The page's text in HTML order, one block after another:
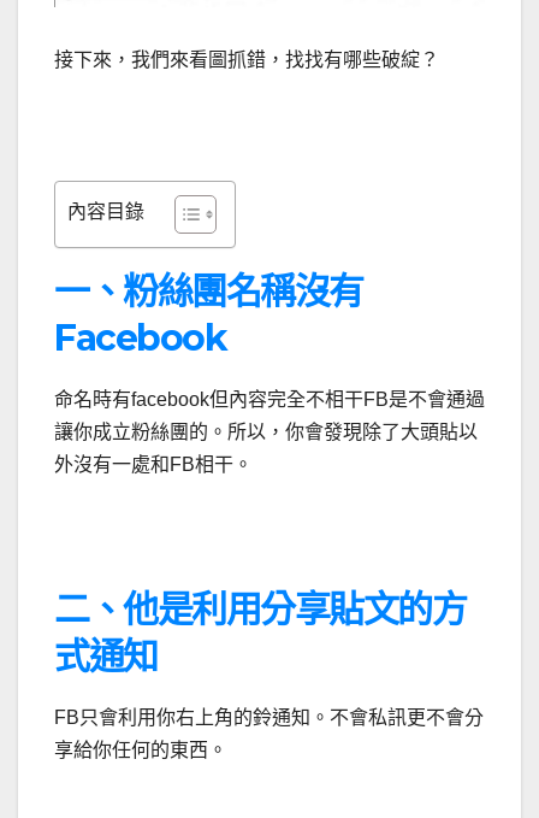
接下來，我們來看圖抓錯，找找有哪些破綻？
內容目錄
一、粉絲團名稱沒有
Facebook
命名時有facebook但內容完全不相干FB是不會通過
讓你成立粉絲團的。所以，你會發現除了大頭貼以
外沒有一處和FB相干。
二、他是利用分享貼文的方
式通知
FB只會利用你右上角的鈴通知。不會私訊更不會分
享給你任何的東西。